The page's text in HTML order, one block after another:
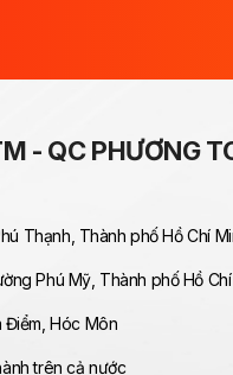
- QC PHƯƠNG
Thạnh, Thành phố Hồ Chí
Phú Mỹ, Thành phố Hồ
Điểm, Hóc Môn
trên cả nước